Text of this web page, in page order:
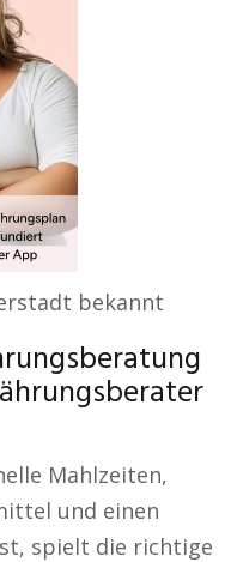
bekannt
Mahlzeiten,
und einen
spielt die richtige